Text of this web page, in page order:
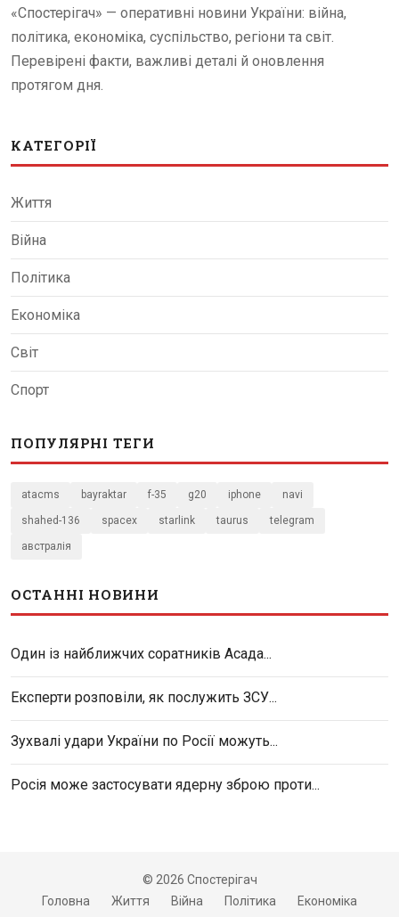
«Спостерігач» — оперативні новини України: війна,
політика, економіка, суспільство, регіони та світ.
Перевірені факти, важливі деталі й оновлення
протягом дня.
КАТЕГОРІЇ
Життя
Війна
Політика
Економіка
Світ
Спорт
ПОПУЛЯРНІ ТЕГИ
atacms bayraktar f-35 g20 iphone navi
shahed-136 spacex starlink taurus telegram
австралія
ОСТАННІ НОВИНИ
Один із найближчих соратників Асада...
Експерти розповіли, як послужить ЗСУ...
Зухвалі удари України по Росії можуть...
Росія може застосувати ядерну зброю проти...
© 2026 Спостерігач
Головна
Життя Війна Політика Економіка